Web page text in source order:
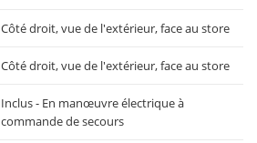
Côté droit, vue de l'extérieur, face au store
Côté droit, vue de l'extérieur, face au store
Inclus - En manœuvre électrique à
commande de secours